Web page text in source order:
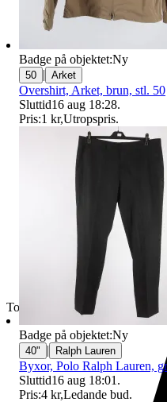
Toppsäljare
Badge på objektet:Ny
50 | Arket
Overshirt, Arket, brun, stl. 50
Sluttid16 aug 18:28.
Pris:1 kr,Utropspris.
Badge på objektet:Ny
40" | Ralph Lauren
Byxor, Polo Ralph Lauren,
Sluttid16 aug 18:01 .
Pris:4 kr,Ledande bud.